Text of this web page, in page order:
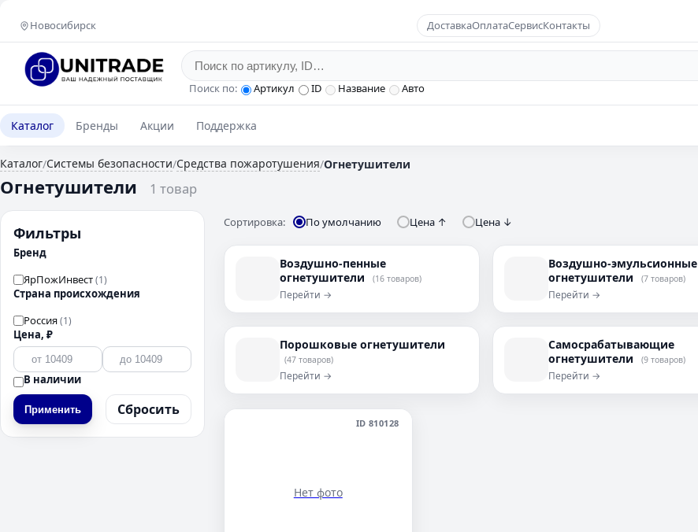
Новосибирск ДоставкаОплатаСервисКонтакты
Поиск по: Артикул ID Название Авто
Каталог Бренды Акции Поддержка
Каталог/Системы безопасности/Средства пожаротушения/Огнетушители
Огнетушители 1 товар
Фильтры
Бренд
ЯрПожИнвест(1)
Страна происхождения
Россия(1)
Цена, ₽
В наличии
Применить Сбросить
Сортировка: По умолчанию Цена ↑ Цена ↓
Воздушно-пенные
огнетушители
(16 товаров)
Перейти →
Воздушно-эмульсионные
огнетушители
(7 товаров)
Перейти →
Порошковые огнетушители
(47 товаров)
Перейти →
Самосрабатывающие
огнетушители
(9 товаров)
Перейти →
ID 810128
Нет фото